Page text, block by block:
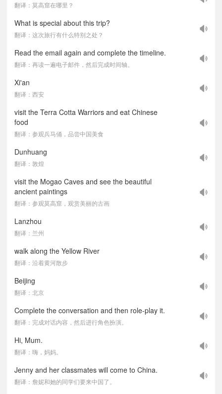
翻译：莫高窟在哪里？
What is special about this trip?
翻译：这次旅行有什么特别之处？
Read the email again and complete the timeline.
翻译：再读一遍电子邮件，然后完成时间轴。
Xi'an
翻译：西安
visit the Terra Cotta Warriors and eat Chinese
food
翻译：参观兵马俑，品尝中国美食
Dunhuang
翻译：敦煌
visit the Mogao Caves and see the beautiful
ancient paintings
翻译：参观莫高窟，观赏美丽的古画
Lanzhou
翻译：兰州
walk along the Yellow River
翻译：沿着黄河散步
Beijing
翻译：北京
Complete the conversation and then role-play it.
翻译：完成对话内容，然后进行角色扮演。
Hi, Mum.
翻译：嗨，妈妈。
Jenny and her classmates will come to China.
翻译：詹妮和她的同学们要来中国了。